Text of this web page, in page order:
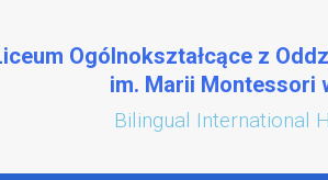
Ogólnokształcące z
im. Marii Montessori
Bilingual International